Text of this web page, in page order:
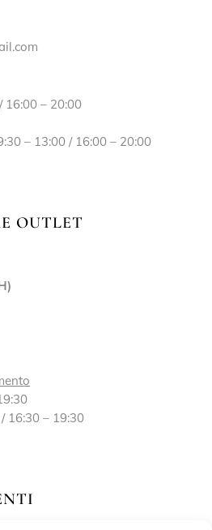
16:00 – 20:00
– 13:00 / 16:00 – 20:00
OUTLET
16:30 – 19:30